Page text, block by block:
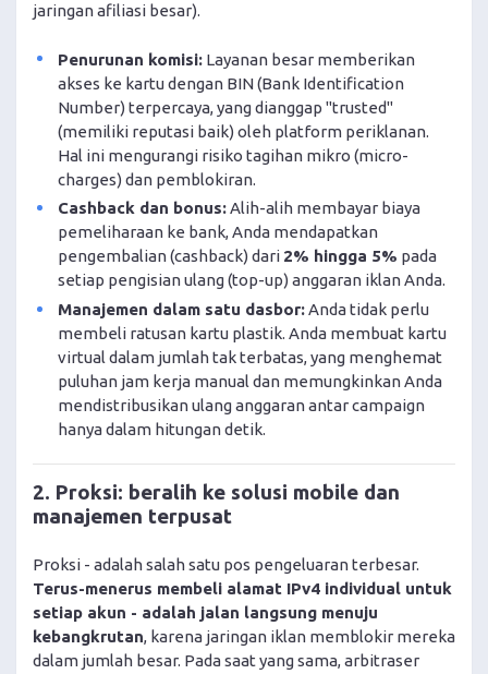
jaringan afiliasi besar).
Penurunan komisi:Layanan besar memberikan
akses ke kartu dengan BIN (Bank Identification
Number) terpercaya, yang dianggap "trusted"
(memiliki reputasi baik) oleh platform periklanan.
Hal ini mengurangi risiko tagihan mikro (micro-
charges) dan pemblokiran.
Cashback dan bonus:Alih-alih membayar biaya
pemeliharaan ke bank, Anda mendapatkan
pengembalian (cashback) dari 2% hingga 5% pada
setiap pengisian ulang (top-up) anggaran iklan Anda.
Manajemen dalam satu dasbor:Anda tidak perlu
membeli ratusan kartu plastik. Anda membuat kartu
virtual dalam jumlah tak terbatas, yang menghemat
puluhan jam kerja manual dan memungkinkan Anda
mendistribusikan ulang anggaran antar campaign
hanya dalam hitungan detik.
2. Proksi: beralih ke solusi mobile dan
manajemen terpusat
Proksi - adalah salah satu pos pengeluaran terbesar.
Terus-menerus membeli alamat IPv4 individual untuk
setiap akun - adalah jalan langsung menuju
kebangkrutan, karena jaringan iklan memblokir mereka
dalam jumlah besar. Pada saat yang sama, arbitraser